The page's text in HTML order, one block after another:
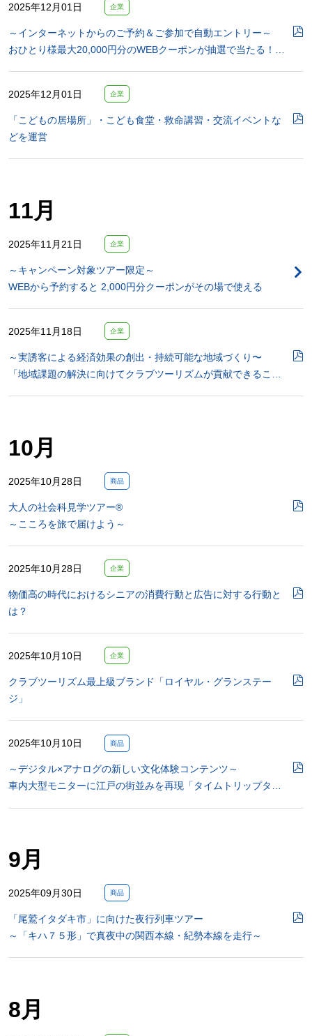
2025年12月01日 企業
～インターネットからのご予約＆ご参加で自動エントリー～
おひとり様最大20,000円分のWEBクーポンが抽選で当たる！…
2025年12月01日 企業
「こどもの居場所」・こども食堂・救命講習・交流イベントな
どを運営
11月
2025年11月21日 企業
～キャンペーン対象ツアー限定～
WEBから予約すると 2,000円分クーポンがその場で使える
2025年11月18日 企業
～実誘客による経済効果の創出・持続可能な地域づくり〜
「地域課題の解決に向けてクラブツーリズムが貢献できるこ…
10月
2025年10月28日 商品
大人の社会科見学ツアー®
～こころを旅で届けよう～
2025年10月28日 企業
物価高の時代におけるシニアの消費行動と広告に対する行動と
は？
2025年10月10日 企業
クラブツーリズム最上級ブランド「ロイヤル・グランステー
ジ」
2025年10月10日 商品
～デジタル×アナログの新しい文化体験コンテンツ～
車内大型モニターに江戸の街並みを再現「タイムトリップタ…
9月
2025年09月30日 商品
「尾鷲イタダキ市」に向けた夜行列車ツアー
～「キハ７５形」で真夜中の関西本線・紀勢本線を走行～
8月